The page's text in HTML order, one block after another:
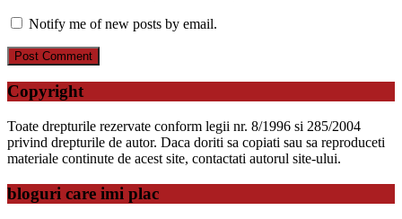
Notify me of new posts by email.
Copyright
Toate drepturile rezervate conform legii nr. 8/1996 si 285/2004
privind drepturile de autor. Daca doriti sa copiati sau sa reproduceti
materiale continute de acest site, contactati autorul site-ului.
bloguri care imi plac